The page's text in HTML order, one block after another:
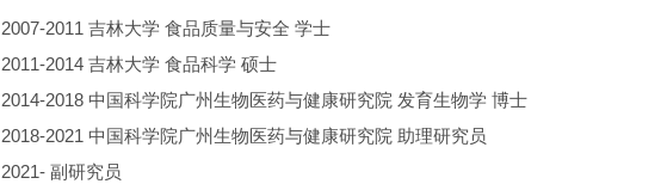
2007-2011吉林大学 食品质量与安全 学士
2011-2014吉林大学 食品科学 硕士
2014-2018中国科学院广州生物医药与健康研究院 发育生物学 博士
2018-2021中国科学院广州生物医药与健康研究院 助理研究员
2021-副研究员